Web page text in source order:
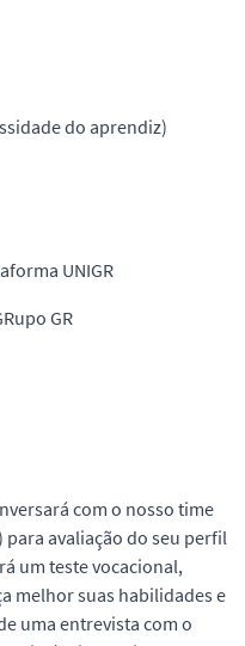
do aprendiz)
UNIGR
GR
com o nosso time
avaliação do seu perfil
um teste vocacional,
melhor suas habilidades e
uma entrevista com o